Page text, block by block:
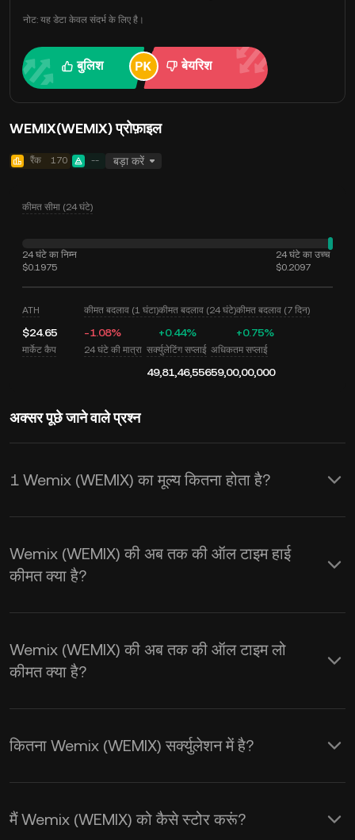
नोट: यह डेटा केवल संदर्भ के लिए है।
बुलिश बेयरिश
WEMIX(WEMIX) प्रोफ़ाइल
रैंक 170 -- बड़ा करें
कीमत सीमा (24 घंटे)
24 घंटे का निम्न
$0.1975
24 घंटे का उच्च
$0.2097
ATH
$24.65
कीमत बदलाव (1 घंटा)
-1.08%
कीमत बदलाव (24 घंटे)
+0.44%
कीमत बदलाव (7 दिन)
+0.75%
मार्केट कैप 24 घंटे की मात्रा सर्क्युलेटिंग सप्लाई
49,81,46,556
अधिकतम सप्लाई
59,00,00,000
अक्सर पूछे जाने वाले प्रश्न
1 Wemix (WEMIX) का मूल्य कितना होता है?
KuCoin Wemix (WEMIX) के लिए रीयल-टाइम
USD कीमत अपडेट प्रदान करता है। Wemix
कीमत सप्लाई और डिमांड के साथ-साथ मार्केट
KuCoin कैलकुलेटर का इस्तेमाल करें।
Wemix (WEMIX) की अब तक की ऑल टाइम हाई
कीमत क्या है?
Wemix (WEMIX) की अब तक की ऑल टाइम लो
कीमत क्या है?
कितना Wemix (WEMIX) सर्क्युलेशन में है?
मैं Wemix (WEMIX) को कैसे स्टोर करूं?